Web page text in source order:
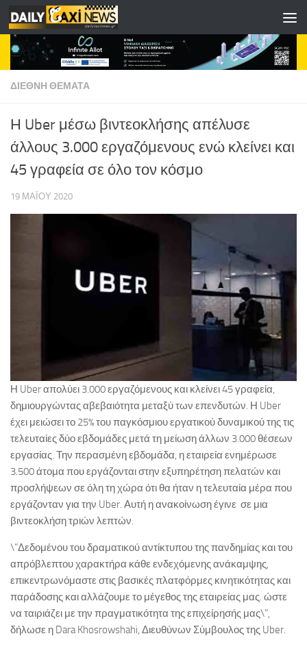
Skip to content
ΔΙΕΘΝΗ ΘΕΜΑΤΑ
Η Uber μέσω βιντεοκλήσης απέλυσε
άλλους 3.000 εργαζόμενους ενώ κλείνει και
45 γραφεία σε όλο τον κόσμο
19 ΜΑΪ́ΟΥ 2020
Η Uber απολύει 3.000 εργαζόμενους και κλείνει 45 γραφεία,
δημιουργώντας αβεβαιότητα μεταξύ των επενδυτών. Η Uber
έχει μειώσει το 25% του παγκόσμιου εργατικού δυναμικού της τις
τελευταίες δύο εβδομάδες μετά τη μείωση άλλων 3.000 θέσεων
εργασίας. Την περασμένη εβδομάδα, η εταιρεία ενημέρωσε
3.500 άτομα που εργάζονται στην εξυπηρέτηση πελατών και
προσλήψεων σε όλη τη χώρα ότι θα ήταν η τελευταία μέρα που
εργάζονταν για την Uber. Αυτή η ανακοίνωση έγινε σε μια
βιντεοκλήση τριών λεπτών.
\”Δεδομένου του δραματικού αντίκτυπου της πανδημίας και του
απρόβλεπτου χαρακτήρα κάθε ενδεχόμενης ανάκαμψης,
επικεντρωνόμαστε στις βασικές πλατφόρμες κινητικότητας και
παράδοσης και αλλάζουμε το μέγεθος της εταιρείας μας. ώστε
να ταιριάζει με την πραγματικότητα της επιχείρησής μας\”,
δήλωσε η Dara Khosrowshahi, Διευθύνων Σύμβουλος της Uber.